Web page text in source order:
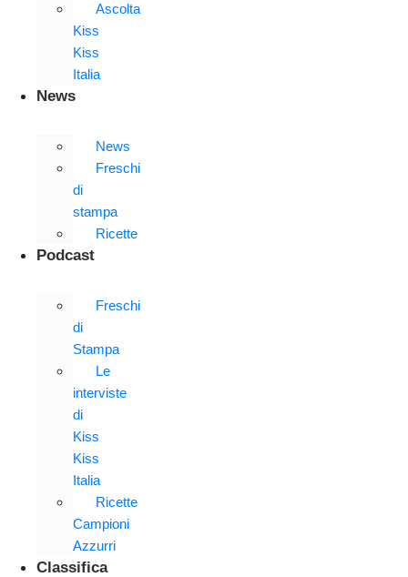
Ascolta
Kiss
Kiss
Italia
News
News
Freschi
di
stampa
Ricette
Podcast
Freschi
di
Stampa
Le
interviste
di
Kiss
Kiss
Italia
Ricette
Campioni
Azzurri
Classifica